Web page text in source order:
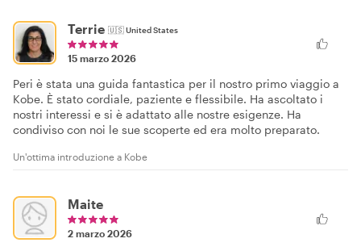
Terrie 🇺🇸United States
15 marzo 2026
Peri è stata una guida fantastica per il nostro primo viaggio a
Kobe. È stato cordiale, paziente e flessibile. Ha ascoltato i
nostri interessi e si è adattato alle nostre esigenze. Ha
condiviso con noi le sue scoperte ed era molto preparato.
Un'ottima introduzione a Kobe
Maite
2 marzo 2026